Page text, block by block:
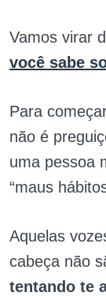
Vamos virar
você sabe
Para
não é
uma pessoa
“maus
Aquelas
cabeça não
tentando te